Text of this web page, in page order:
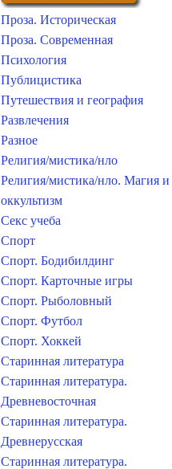
Проза. Историческая
Проза. Современная
Психология
Публицистика
Путешествия и география
Развлечения
Разное
Религия/мистика/нло
Религия/мистика/нло. Магия и
оккультизм
Секс учеба
Спорт
Спорт. Бодибилдинг
Спорт. Карточные игры
Спорт. Рыболовный
Спорт. Футбол
Спорт. Хоккей
Старинная литература
Старинная литература.
Древневосточная
Старинная литература.
Древнерусская
Старинная литература.